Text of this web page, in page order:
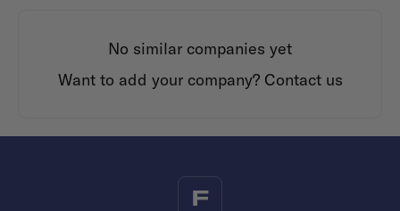
No similar companies yet
Want to add your company? Contact us
F